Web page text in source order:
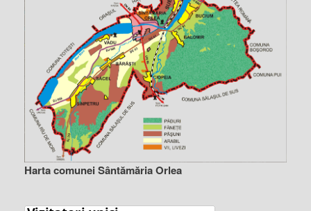
Harta comunei Sântămăria Orlea